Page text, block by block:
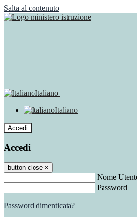
Salta al contenuto
Italiano
Italiano
Accedi
Accedi
button close ×
Nome
Password
Password dimenticata?